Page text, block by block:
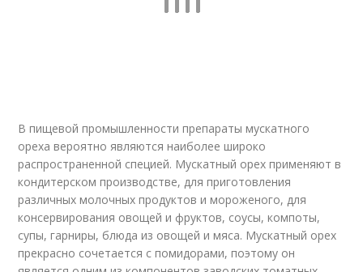
В пищевой промышленности препараты мускатного
ореха вероятно являются наиболее широко
распространенной специей. Мускатный орех применяют в
кондитерском производстве, для приготовления
различных молочных продуктов и мороженого, для
консервирования овощей и фруктов, соусы, компоты,
супы, гарниры, блюда из овощей и мяса. Мускатный орех
прекрасно сочетается с помидорами, поэтому он